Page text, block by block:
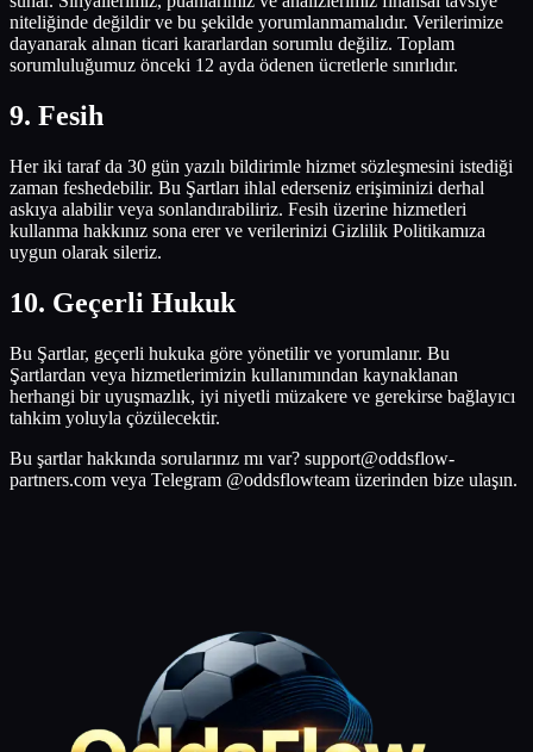
niteliğinde değildir ve bu şekilde yorumlanmamalıdır. Verilerimize
dayanarak alınan ticari kararlardan sorumlu değiliz. Toplam
sorumluluğumuz önceki 12 ayda ödenen ücretlerle sınırlıdır.
9. Fesih
Her iki taraf da 30 gün yazılı bildirimle hizmet sözleşmesini istediği
zaman feshedebilir. Bu Şartları ihlal ederseniz erişiminizi derhal
askıya alabilir veya sonlandırabiliriz. Fesih üzerine hizmetleri
kullanma hakkınız sona erer ve verilerinizi Gizlilik Politikamıza
uygun olarak sileriz.
10. Geçerli Hukuk
Bu Şartlar, geçerli hukuka göre yönetilir ve yorumlanır. Bu
Şartlardan veya hizmetlerimizin kullanımından kaynaklanan
herhangi bir uyuşmazlık, iyi niyetli müzakere ve gerekirse bağlayıcı
tahkim yoluyla çözülecektir.
Bu şartlar hakkında sorularınız mı var? support@oddsflow-
partners.com veya Telegram @oddsflowteam üzerinden bize ulaşın.